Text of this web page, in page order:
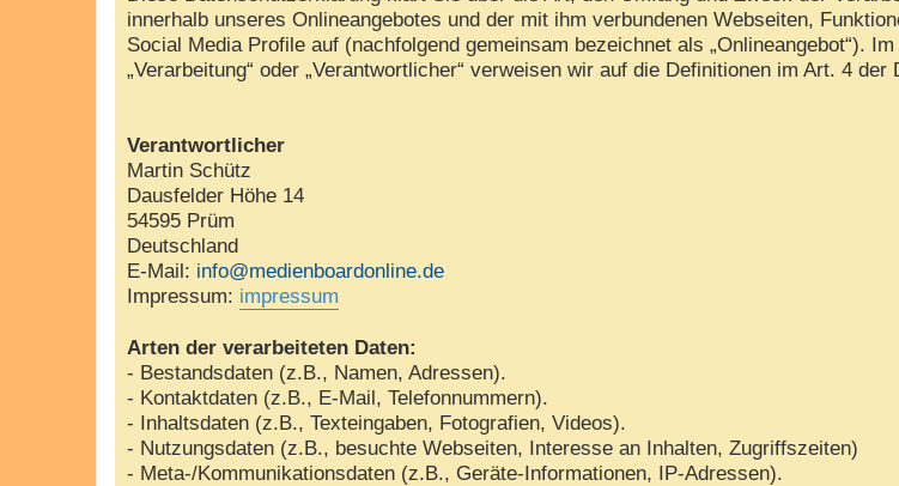
innerhalb unseres Onlineangebotes und der mit ihm verbundenen Webseiten,
Social Media Profile auf (nachfolgend gemeinsam bezeichnet als „Onlineangebot“).
„Verarbeitung“ oder „Verantwortlicher“ verweisen wir auf die Definitionen im Art. 4
Verantwortlicher
Martin Schütz
Dausfelder Höhe 14
54595 Prüm
Deutschland
E-Mail: info@medienboardonline.de
Impressum: impressum
Arten der verarbeiteten Daten:
- Bestandsdaten (z.B., Namen, Adressen).
- Kontaktdaten (z.B., E-Mail, Telefonnummern).
- Inhaltsdaten (z.B., Texteingaben, Fotografien, Videos).
- Nutzungsdaten (z.B., besuchte Webseiten, Interesse an Inhalten, Zugriffszeiten)
- Meta-/Kommunikationsdaten (z.B., Geräte-Informationen, IP-Adressen).